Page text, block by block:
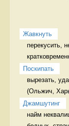
Жавкнуть
перекусить,
Поскипать
вырезать,
Джамшутинг
найм